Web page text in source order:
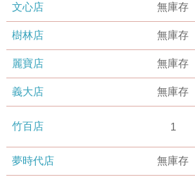
文心店 無庫存
樹林店 無庫存
麗寶店 無庫存
義大店 無庫存
竹百店 1
夢時代店 無庫存